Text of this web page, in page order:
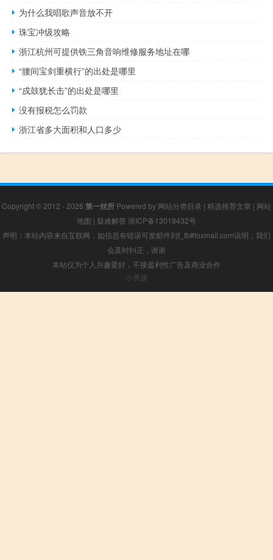
为什么我唱歌声音放不开
珠宝冲级攻略
浙江杭州可提供铁三角音响维修服务地址在哪
“腰间宝剑重横行”的出处是哪里
“戍鼓犹长击”的出处是哪里
没有报税怎么罚款
浙江省多大面积和人口多少
Copyright © 2012 - 2026 第一丝所 Powered by 网站分类目录 | 精选推荐文章 | 网站
地图 | 疑难解答 浙ICP备13018432号
声明：本站内容来自互联网，如信息有错误可发邮件到f_fb#foxmail.com说明，我们
会及时纠正，谢谢
本站仅为个人兴趣爱好，不接盈利性广告及商业合作
小男孩